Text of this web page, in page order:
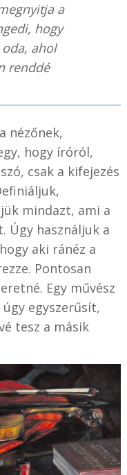
a
hogy
ahol
renddé
nézőnek,
hogy íróról,
csak a kifejezés
mindazt, ami a
Úgy használjuk a
aki ránéz a
Pontosan
Egy művész
egyszerűsít,
tesz a másik